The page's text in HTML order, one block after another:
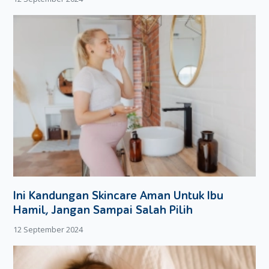
fleksibel ini juga akan membuat bayi Moms lebih nyaman
karena dapat bayi bergerak leluasa dan tidak menekan perut
secara berlebihan.
Ini Kandungan Skincare Aman Untuk Ibu
Hamil, Jangan Sampai Salah Pilih
12 September 2024